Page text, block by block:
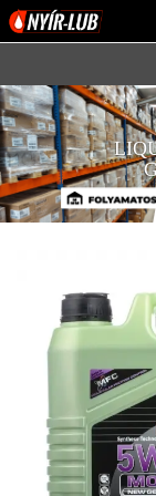
REGISZTRÁCIÓ
KENŐANYAGOK
VISZKOZITÁSOK
ADALÉKOK